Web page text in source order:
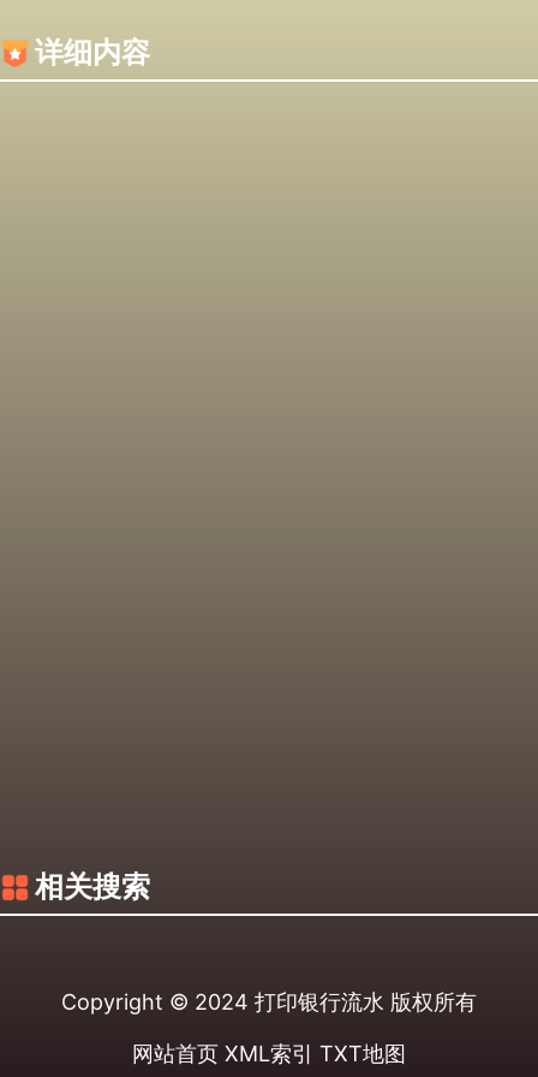
详细内容
相关搜索
Copyright © 2024 打印银行流水 版权所有
网站首页 XML索引 TXT地图